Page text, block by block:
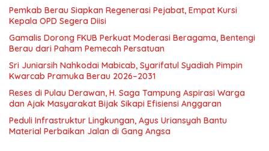
Pemkab Berau Siapkan Regenerasi Pejabat, Empat Kursi
Kepala OPD Segera Diisi
Gamalis Dorong FKUB Perkuat Moderasi Beragama, Bentengi
Berau dari Paham Pemecah Persatuan
Sri Juniarsih Nahkodai Mabicab, Syarifatul Syadiah Pimpin
Kwarcab Pramuka Berau 2026–2031
Reses di Pulau Derawan, H. Saga Tampung Aspirasi Warga
dan Ajak Masyarakat Bijak Sikapi Efisiensi Anggaran
Peduli Infrastruktur Lingkungan, Agus Uriansyah Bantu
Material Perbaikan Jalan di Gang Angsa